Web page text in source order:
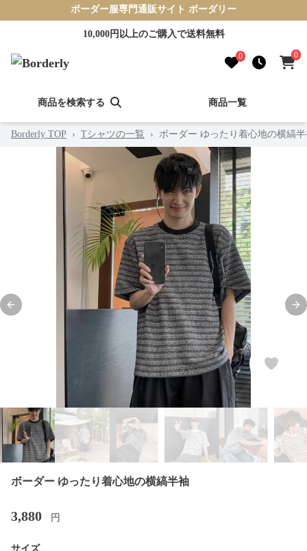
ボーダー服専門通販サイト ボーダリー
10,000円以上のご購入で送料無料
0 0
商品を検索する 商品一覧
Borderly TOP › Tシャツの一覧 › ボーダー ゆったり着心地の横縞
Previous slide
ボーダー ゆったり着心地の横縞半袖
3,880 円
サイズ